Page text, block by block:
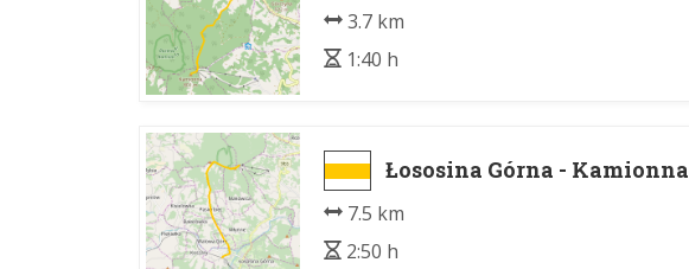
3.7 km
1:40 h
Łososina Górna - Kamionna
7.5 km
2:50 h